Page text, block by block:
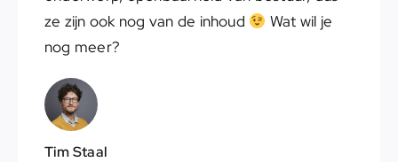
ze zijn ook nog van de inhoud
Wat wil je
nog meer?
Tim Staal